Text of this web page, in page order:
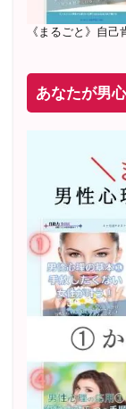
《まるごと》自
あなたが男